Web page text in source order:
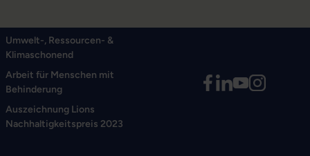
Umwelt-, Ressourcen- &
Klimaschonend
Arbeit für Menschen mit
Behinderung
Auszeichnung Lions
Nachhaltigkeitspreis 2023